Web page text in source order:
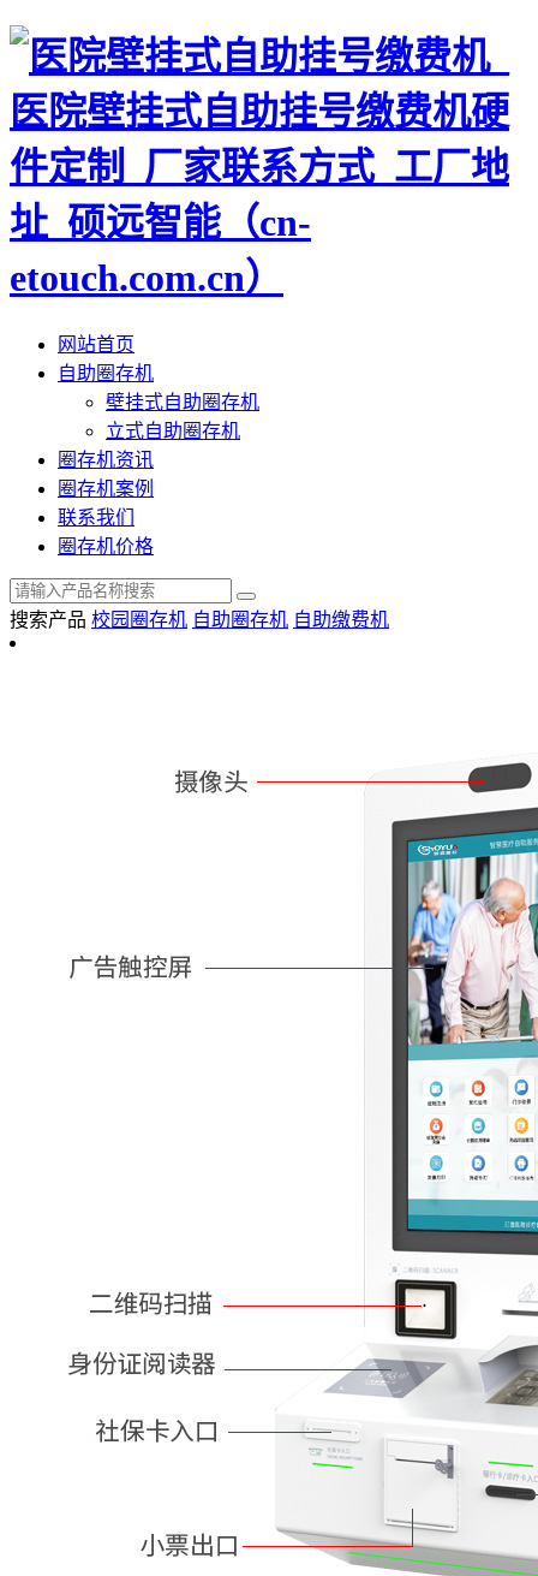
网站首页
自助圈存机
壁挂式自助圈存机
立式自助圈存机
圈存机资讯
圈存机案例
联系我们
圈存机价格
搜索产品 校园圈存机 自助圈存机 自助缴费机